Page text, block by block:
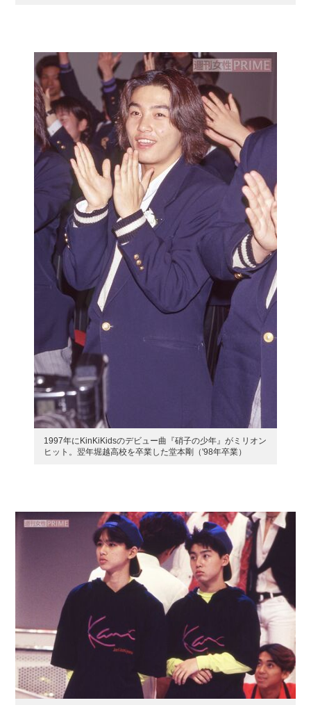
1997年にKinKiKidsのデビュー曲『硝子の少年』がミリオン
ヒット。翌年堀越高校を卒業した堂本剛（'98年卒業）